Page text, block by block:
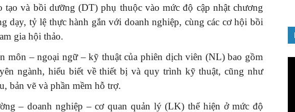
tạo và bồi dưỡng (DT) phụ thuộc vào mức độ cập nhật chương
dạy, tỷ lệ thực hành gắn với doanh nghiệp, cùng các cơ hội bồi
gia hội thảo.
môn – ngoại ngữ – kỹ thuật của phiên dịch viên (NL) bao gồm
ngành, hiểu biết về thiết bị và quy trình kỹ thuật, cũng như
bản vẽ và phần mềm hỗ trợ.
– doanh nghiệp – cơ quan quản lý (LK) thể hiện ở mức độ